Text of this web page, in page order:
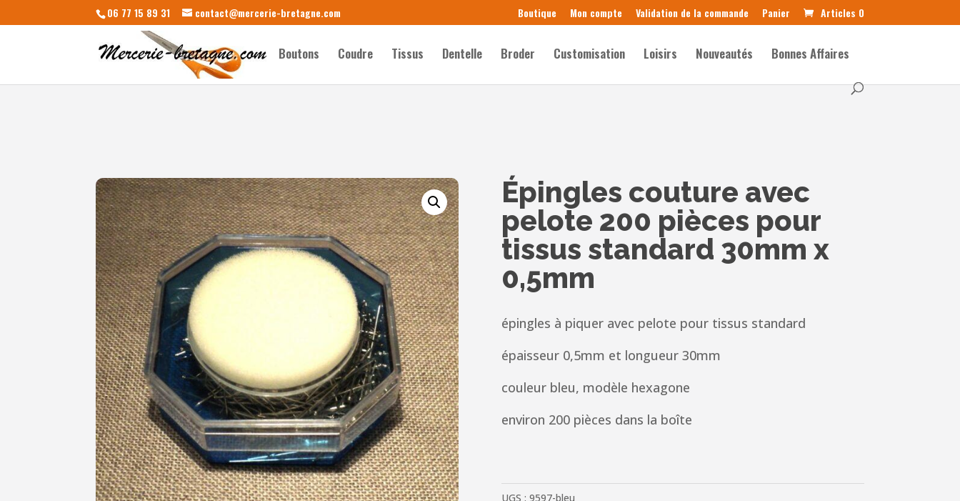
06 77 15 89 31 contact@mercerie-bretagne.com Boutique Mon compte Validation de la commande Panier Articles 0
Boutons Coudre Tissus Dentelle Broder Customisation Loisirs Nouveautés Bonnes Affaires
Épingles couture avec
pelote 200 pièces pour
tissus standard 30mm x
0,5mm
épingles à piquer avec pelote pour tissus standard
épaisseur 0,5mm et longueur 30mm
couleur bleu, modèle hexagone
environ 200 pièces dans la boîte
UGS : 9597-bleu